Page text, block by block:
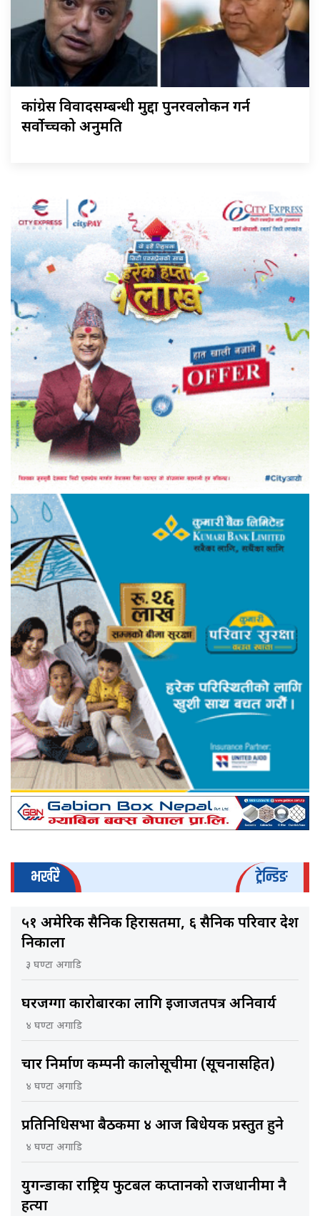
कांग्रेस विवादसम्बन्धी मुद्दा पुनरवलोकन गर्न
सर्वोच्चको अनुमति
भर्खरै ट्रेन्डिङ
५१ अमेरिकी सैनिक हिरासतमा, ६ सैनिक परिवार देश
निकाला
३ घण्टा अगाडि
घरजग्गा कारोबारका लागि इजाजतपत्र अनिवार्य
४ घण्टा अगाडि
चार निर्माण कम्पनी कालोसूचीमा (सूचनासहित)
४ घण्टा अगाडि
प्रतिनिधिसभा बैठकमा ४ आज बिधेयक प्रस्तुत हुने
४ घण्टा अगाडि
युगन्डाका राष्ट्रिय फुटबल कप्तानको राजधानीमा नै
हत्या